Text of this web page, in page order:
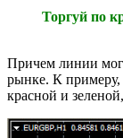
Торгуй по
Причем линии
рынке. К примеру,
красной и